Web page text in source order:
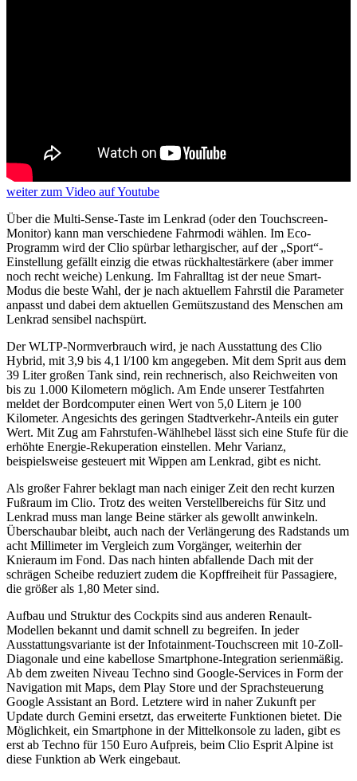
weiterzum Video auf Youtube
Über die Multi-Sense-Taste im Lenkrad (oder den Touchscreen-
Monitor) kann man verschiedene Fahrmodi wählen. Im Eco-
Programm wird der Clio spürbar lethargischer, auf der „Sport“-
Einstellung gefällt einzig die etwas rückhaltestärkere (aber immer
noch recht weiche) Lenkung. Im Fahralltag ist der neue Smart-
Modus die beste Wahl, der je nach aktuellem Fahrstil die Parameter
anpasst und dabei dem aktuellen Gemütszustand des Menschen am
Lenkrad sensibel nachspürt.
Der WLTP-Normverbrauch wird, je nach Ausstattung des Clio
Hybrid, mit 3,9 bis 4,1 l/100 km angegeben. Mit dem Sprit aus dem
39 Liter großen Tank sind, rein rechnerisch, also Reichweiten von
bis zu 1.000 Kilometern möglich. Am Ende unserer Testfahrten
meldet der Bordcomputer einen Wert von 5,0 Litern je 100
Kilometer. Angesichts des geringen Stadtverkehr-Anteils ein guter
Wert. Mit Zug am Fahrstufen-Wählhebel lässt sich eine Stufe für die
erhöhte Energie-Rekuperation einstellen. Mehr Varianz,
beispielsweise gesteuert mit Wippen am Lenkrad, gibt es nicht.
Als großer Fahrer beklagt man nach einiger Zeit den recht kurzen
Fußraum im Clio. Trotz des weiten Verstellbereichs für Sitz und
Lenkrad muss man lange Beine stärker als gewollt anwinkeln.
Überschaubar bleibt, auch nach der Verlängerung des Radstands um
acht Millimeter im Vergleich zum Vorgänger, weiterhin der
Knieraum im Fond. Das nach hinten abfallende Dach mit der
schrägen Scheibe reduziert zudem die Kopffreiheit für Passagiere,
die größer als 1,80 Meter sind.
Aufbau und Struktur des Cockpits sind aus anderen Renault-
Modellen bekannt und damit schnell zu begreifen. In jeder
Ausstattungsvariante ist der Infotainment-Touchscreen mit 10-Zoll-
Diagonale und eine kabellose Smartphone-Integration serienmäßig.
Ab dem zweiten Niveau Techno sind Google-Services in Form der
Navigation mit Maps, dem Play Store und der Sprachsteuerung
Google Assistant an Bord. Letztere wird in naher Zukunft per
Update durch Gemini ersetzt, das erweiterte Funktionen bietet. Die
Möglichkeit, ein Smartphone in der Mittelkonsole zu laden, gibt es
erst ab Techno für 150 Euro Aufpreis, beim Clio Esprit Alpine ist
diese Funktion ab Werk eingebaut.